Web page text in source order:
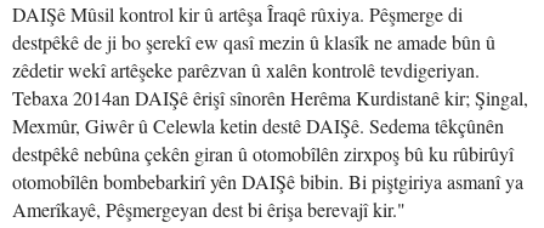
DAIŞê Mûsil kontrol kir û artêşa Îraqê rûxiya. Pêşmerge di
destpêkê de ji bo şerekî ew qasî mezin û klasîk ne amade bûn û
zêdetir wekî artêşeke parêzvan û xalên kontrolê tevdigeriyan.
Tebaxa 2014an DAIŞê êrişî sînorên Herêma Kurdistanê kir; Şingal,
Mexmûr, Giwêr û Celewla ketin destê DAIŞê. Sedema têkçûnên
destpêkê nebûna çekên giran û otomobîlên zirxpoş bû ku rûbirûyî
otomobîlên bombebarkirî yên DAIŞê bibin. Bi piştgiriya asmanî ya
Amerîkayê, Pêşmergeyan dest bi êrişa berevajî kir."